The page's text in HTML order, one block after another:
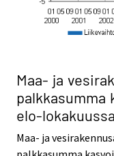
Maa- ja
palkkasumma
elo-lokakuussa
Maa- ja